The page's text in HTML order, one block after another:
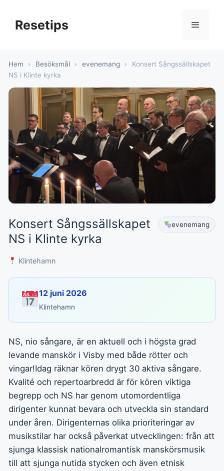
innehållResetips Meny
Hem › Besöksmål › evenemang ›
Konsert Sångssällskapet
NS i Klinte kyrka
Konsert Sångssällskapet
NS i Klinte kyrka
evenemang
Klintehamn
12 juni 2026
Klintehamn
NS, nio sångare, är en aktuell och i högsta grad
levande manskör i Visby med både rötter och
vingar!Idag räknar kören drygt 30 aktiva sångare.
Kvalité och repertoarbredd är för kören viktiga
begrepp och NS har genom utomordentliga
dirigenter kunnat bevara och utveckla sin standard
under åren. Dirigenternas olika prioriteringar av
musikstilar har också påverkat utvecklingen: från att
sjunga klassisk nationalromantisk manskörsmusik
till att sjunga nutida stycken och även etnisk